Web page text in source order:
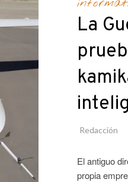
La
Redacción
El antiguo
propia